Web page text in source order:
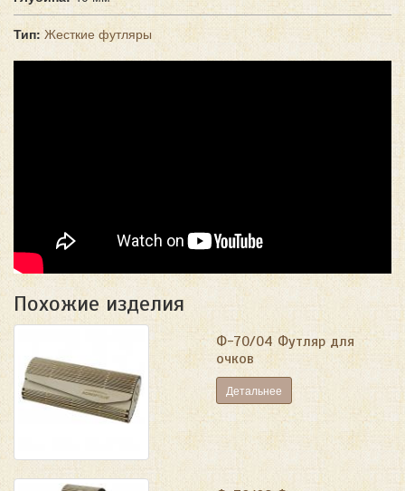
Тип: Жесткие футляры
Похожие изделия
Ф-70/04 Футляр для
очков
Детальнее